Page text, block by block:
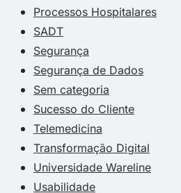
Processos Hospitalares
SADT
Segurança
Segurança de Dados
Sem categoria
Sucesso do Cliente
Telemedicina
Transformação Digital
Universidade Wareline
Usabilidade